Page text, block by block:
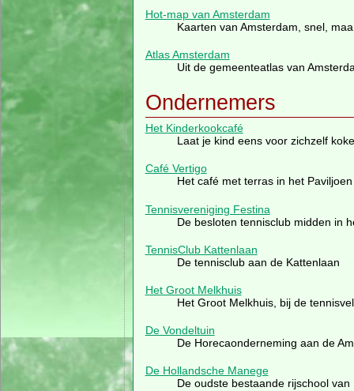
Hot-map van Amsterdam
Kaarten van Amsterdam, snel,
Atlas Amsterdam
Uit de gemeenteatlas van
Ondernemers
Het Kinderkookcafé
Laat je kind eens voor zichzelf
Café Vertigo
Het café met terras in het
Tennisvereniging Festina
De besloten tennisclub midden in
TennisClub Kattenlaan
De tennisclub aan de Kattenlaan
Het Groot Melkhuis
Het Groot Melkhuis, bij de
De Vondeltuin
De Horecaonderneming aan de
De Hollandsche Manege
De oudste bestaande rijschool